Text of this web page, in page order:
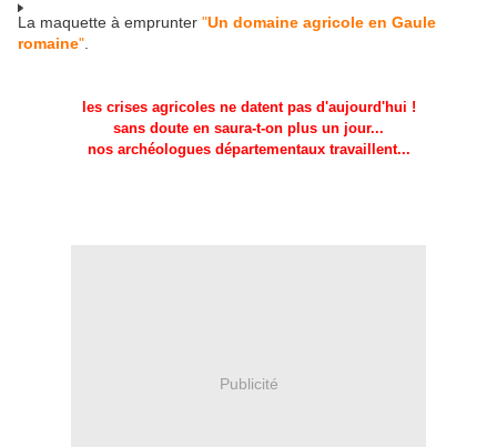
La maquette à emprunter "Un domaine agricole en Gaule
romaine".
les crises agricoles ne datent pas d'aujourd'hui !
sans doute en saura-t-on plus un jour...
nos archéologues départementaux travaillent...
Publicité